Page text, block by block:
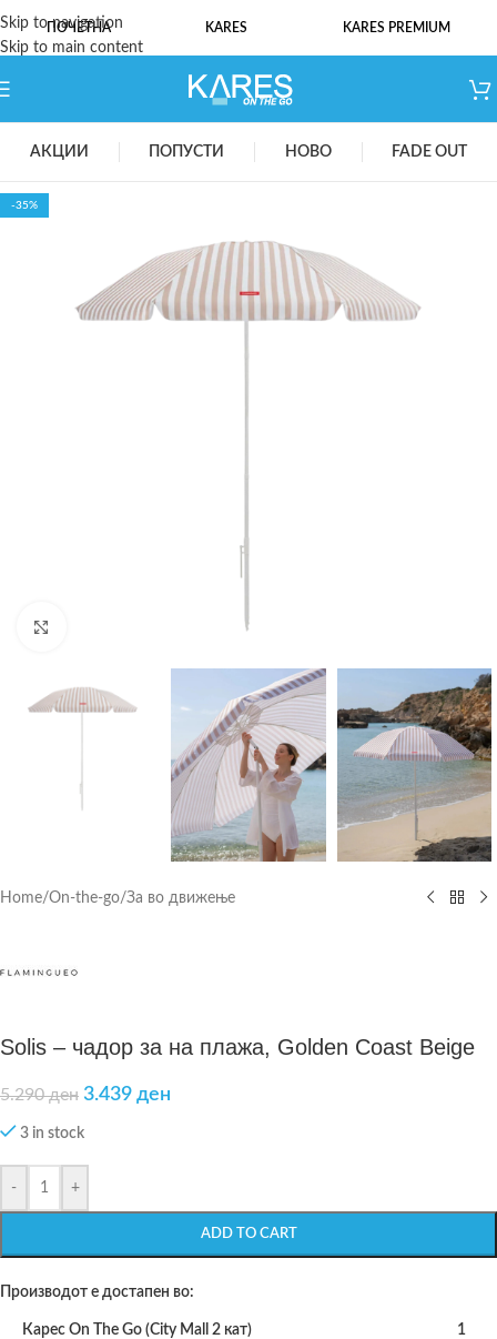
Skip to navigation
Skip to main content
ПОЧЕТНА KARES KARES PREMIUM
АКЦИИ ПОПУСТИ НОВО FADE OUT
-35%
Home/On-the-go/За во движење
Solis – чадор за на плажа, Golden Coast Beige
5.290ден 3.439 ден
3 in stock
- +
ADD TO CART
Производот е достапен во:
Карес On The Go (City Mall 2 кат)
1